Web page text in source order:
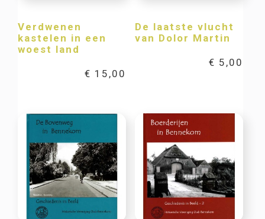
Verdwenen
kastelen in een
woest land
€ 15,00
De laatste vlucht
van Dolor Martin
€ 5,00